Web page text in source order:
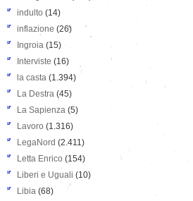
indulto (14)
inflazione (26)
Ingroia (15)
Interviste (16)
la casta (1.394)
La Destra (45)
La Sapienza (5)
Lavoro (1.316)
LegaNord (2.411)
Letta Enrico (154)
Liberi e Uguali (10)
Libia (68)